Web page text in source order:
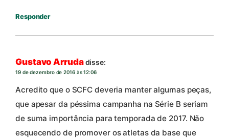
Responder
Gustavo Arrudadisse:
19 de dezembro de 2016 às 12:06
Acredito que o SCFC deveria manter algumas peças,
que apesar da péssima campanha na Série B seriam
de suma importância para temporada de 2017. Não
esquecendo de promover os atletas da base que